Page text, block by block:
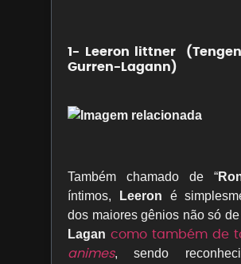
1- Leeron littner
Gurren-Lagann)
Também chamado de “
íntimos,
Leeron é
dos maiores gênios não só de
Lagan como também de
animes, sendo